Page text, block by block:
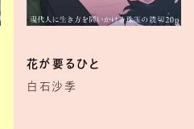
花が要るひと
白石沙季
短編